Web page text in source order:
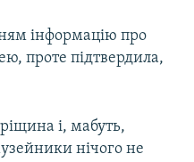
інформацію про
проте підтвердила,
і, мабуть,
нічого не